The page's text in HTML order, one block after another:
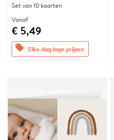
Set van 10 kaarten
Vanaf
€ 5,49
offers Elke dag lage prijzen